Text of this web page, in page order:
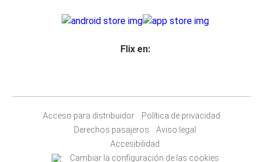
Flix en:
Acceso para distribuidor
Política de privacidad
Derechos pasajeros
Aviso legal
Accesibilidad
Cambiar la configuración de las cookies